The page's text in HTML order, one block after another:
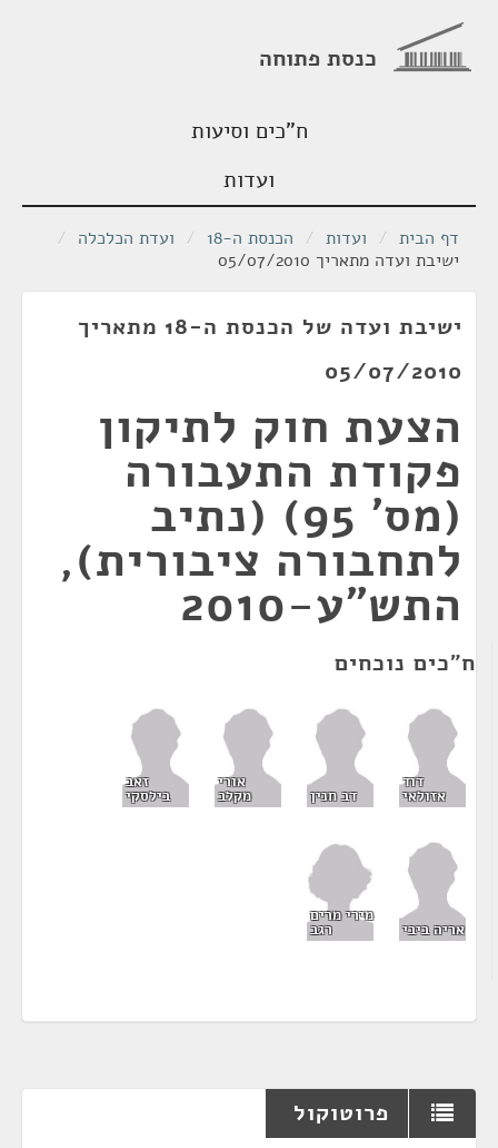
כנסת פתוחה
ח"כים וסיעות
ועדות
דף הבית / ועדות / הכנסת ה-18 / ועדת הכלכלה /
ישיבת ועדה מתאריך 05/07/2010
ישיבת ועדה של הכנסת ה-18 מתאריך
05/07/2010
הצעת חוק לתיקון
פקודת התעבורה
(מס' 95) (נתיב
לתחבורה ציבורית),
התש"ע-2010
ח"כים נוכחים
דוד
אזולאי דב חנין
אורי
מקלב
זאב
בילסקי
אריה ביבי
מירי מרים
רגב
פרוטוקול